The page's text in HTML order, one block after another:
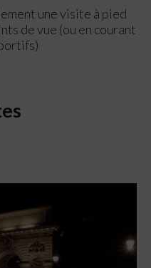
une visite à pied
de vue (ou en courant